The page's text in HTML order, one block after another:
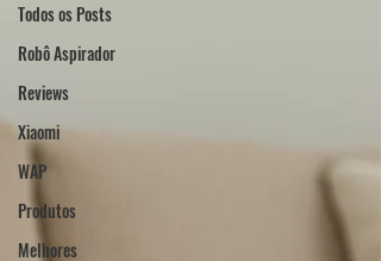
Todos os Posts
Robô Aspirador
Reviews
Xiaomi
WAP
Produtos
Melhores